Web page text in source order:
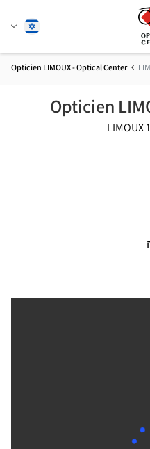
שנהעברית
Opticien LIMOUX - Optical Center
Opticien